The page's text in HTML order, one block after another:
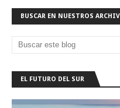
BUSCAR EN NUESTROS
EL FUTURO DEL SUR